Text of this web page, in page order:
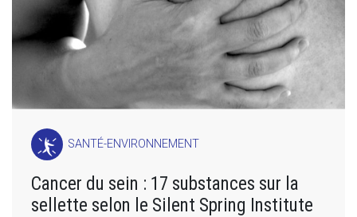
SANTÉ-ENVIRONNEMENT
Cancer du sein : 17 substances sur la
sellette selon le Silent Spring Institute